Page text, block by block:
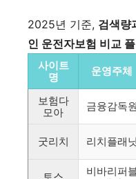
2025년 기준, 검색량
인 운전자보험 비교
사이트
명
운영주체
보험다
모아
금융감독원
굿리치 리치플래닛
비바리퍼